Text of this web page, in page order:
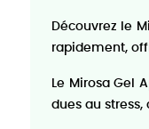
Découvrez le
rapidement,
Le Mirosa
dues au